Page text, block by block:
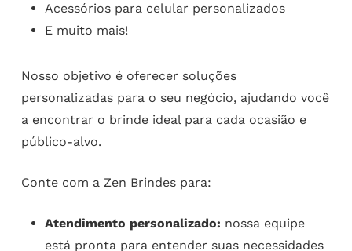
Acessórios para celular personalizados
E muito mais!
Nosso objetivo é oferecer soluções
personalizadas para o seu negócio, ajudando você
a encontrar o brinde ideal para cada ocasião e
público-alvo.
Conte com a Zen Brindes para:
Atendimento personalizado: nossa equipe
está pronta para entender suas necessidades